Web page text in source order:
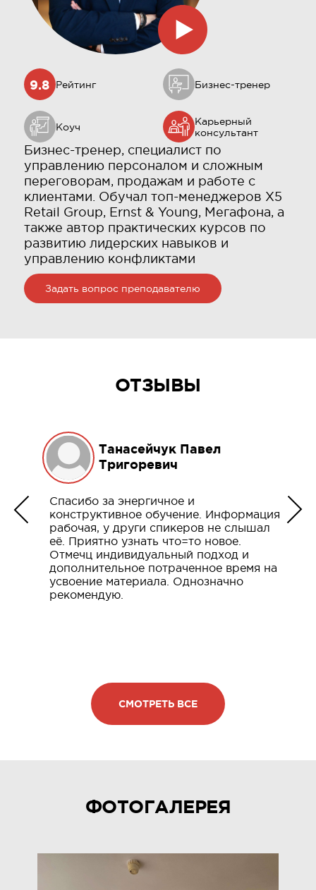
9.8 Рейтинг Бизнес-тренер
Карьерный
консультант
Коуч
Бизнес-тренер, специалист по
управлению персоналом и сложным
переговорам, продажам и работе с
клиентами. Обучал топ-менеджеров X5
Retail Group, Ernst & Young, Мегафона, а
также автор практических курсов по
развитию лидерских навыков и
управлению конфликтами
Задать вопрос преподавателю
ОТЗЫВЫ
Танасейчук Павел
Тригоревич
Спасибо за энергичное и
конструктивное обучение. Информация
рабочая, у други спикеров не слышал
её. Приятно узнать что=то новое.
Отмечц индивидуальный подход и
дополнительное потраченное время на
усвоение материала. Однозначно
рекомендую.
СМОТРЕТЬ ВСЕ
ФОТОГАЛЕРЕЯ